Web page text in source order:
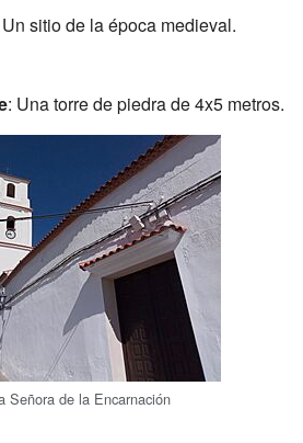
sitio de la época medieval.
: Una torre de piedra de 4x5 metros.
Señora de la Encarnación